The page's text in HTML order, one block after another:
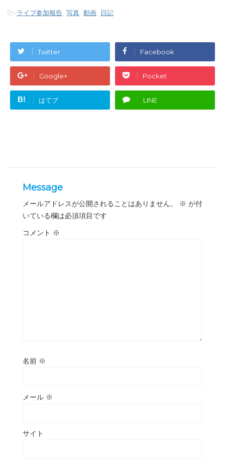
-ライブ参加報告, 写真, 動画, 日記
Twitter Facebook
Google+ Pocket
B! はてブ LINE
Message
メールアドレスが公開されることはありません。 ※ が付
いている欄は必須項目です
コメント ※
名前 ※
メール ※
サイト